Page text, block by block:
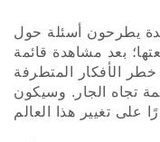
يطرحون أسئلة حول
بعد مشاهدة قائمة
الأفكار المتطرفة
تجاه الجار. وسيكون